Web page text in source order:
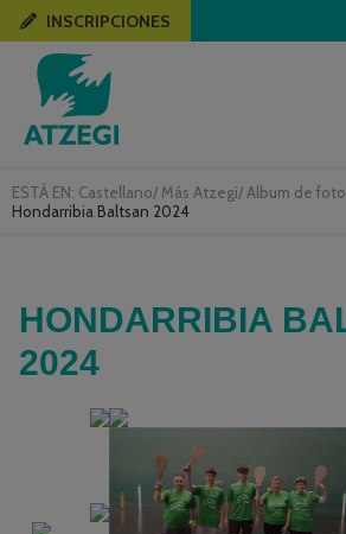
ESTÁ EN: Castellano/ Más Atzegi/ Album de
Hondarribia Baltsan 2024
INSCRIPCIONES
HONDARRIBIA
2024